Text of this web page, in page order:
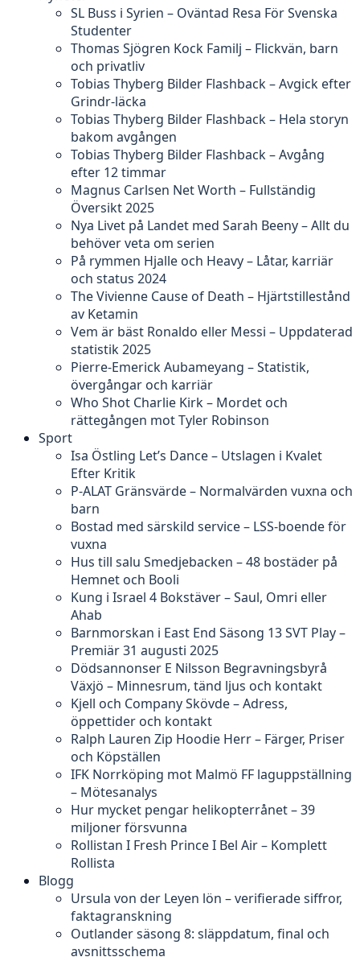
SL Buss i Syrien – Oväntad Resa För Svenska
Studenter
Thomas Sjögren Kock Familj – Flickvän, barn
och privatliv
Tobias Thyberg Bilder Flashback – Avgick efter
Grindr-läcka
Tobias Thyberg Bilder Flashback – Hela storyn
bakom avgången
Tobias Thyberg Bilder Flashback – Avgång
efter 12 timmar
Magnus Carlsen Net Worth – Fullständig
Översikt 2025
Nya Livet på Landet med Sarah Beeny – Allt du
behöver veta om serien
På rymmen Hjalle och Heavy – Låtar, karriär
och status 2024
The Vivienne Cause of Death – Hjärtstillestånd
av Ketamin
Vem är bäst Ronaldo eller Messi – Uppdaterad
statistik 2025
Pierre-Emerick Aubameyang – Statistik,
övergångar och karriär
Who Shot Charlie Kirk – Mordet och
rättegången mot Tyler Robinson
Sport
Isa Östling Let’s Dance – Utslagen i Kvalet
Efter Kritik
P-ALAT Gränsvärde – Normalvärden vuxna och
barn
Bostad med särskild service – LSS-boende för
vuxna
Hus till salu Smedjebacken – 48 bostäder på
Hemnet och Booli
Kung i Israel 4 Bokstäver – Saul, Omri eller
Ahab
Barnmorskan i East End Säsong 13 SVT Play –
Premiär 31 augusti 2025
Dödsannonser E Nilsson Begravningsbyrå
Växjö – Minnesrum, tänd ljus och kontakt
Kjell och Company Skövde – Adress,
öppettider och kontakt
Ralph Lauren Zip Hoodie Herr – Färger, Priser
och Köpställen
IFK Norrköping mot Malmö FF laguppställning
– Mötesanalys
Hur mycket pengar helikopterrånet – 39
miljoner försvunna
Rollistan I Fresh Prince I Bel Air – Komplett
Rollista
Blogg
Ursula von der Leyen lön – verifierade siffror,
faktagranskning
Outlander säsong 8: släppdatum, final och
avsnittsschema